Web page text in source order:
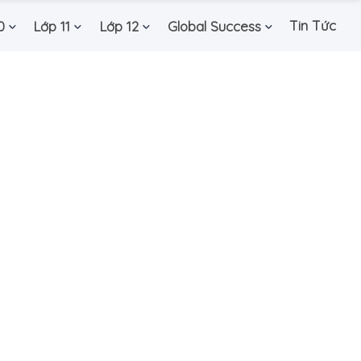
Lớp 11 Lớp 12 Global Success Tin Tức